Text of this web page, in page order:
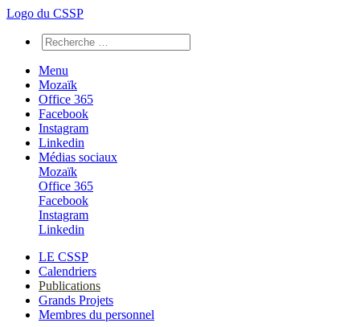
Logo du CSSP
Menu
Mozaïk
Office 365
Facebook
Instagram
Linkedin
Médias sociaux
Mozaïk
Office 365
Facebook
Instagram
Linkedin
LE CSSP
Calendriers
Publications
Grands Projets
Membres du personnel